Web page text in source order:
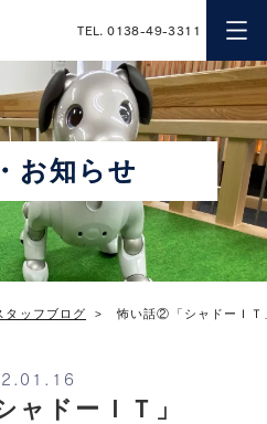
近藤商会
TEL. 0138-49-3311
お知らせ
タッフブログ 怖い話②「シャドーＩＴ
ドーＩＴ」